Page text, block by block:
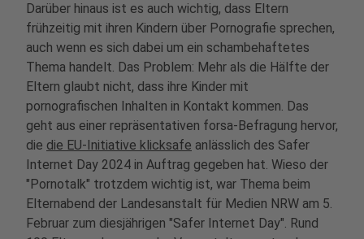
Darüber hinaus ist es auch wichtig, dass Eltern
frühzeitig mit ihren Kindern über Pornografie sprechen,
auch wenn es sich dabei um ein schambehaftetes
Thema handelt. Das Problem: Mehr als die Hälfte der
Eltern glaubt nicht, dass ihre Kinder mit
pornografischen Inhalten in Kontakt kommen. Das
geht aus einer repräsentativen forsa-Befragung hervor,
die die EU-Initiative klicksafe anlässlich des Safer
Internet Day 2024 in Auftrag gegeben hat. Wieso der
"Pornotalk" trotzdem wichtig ist, war Thema beim
Elternabend der Landesanstalt für Medien NRW am 5.
Februar zum diesjährigen "Safer Internet Day". Rund